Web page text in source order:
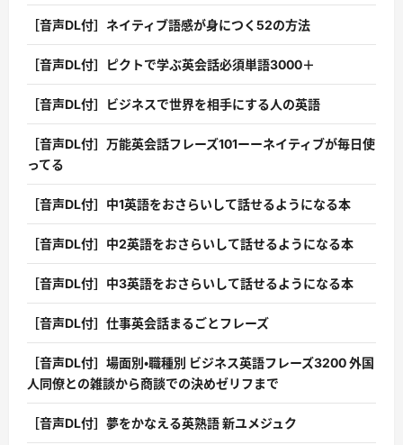
［音声DL付］ネイティブ語感が身につく52の方法
［音声DL付］ピクトで学ぶ英会話必須単語3000＋
［音声DL付］ビジネスで世界を相手にする人の英語
［音声DL付］万能英会話フレーズ101ーーネイティブが毎日使
ってる
［音声DL付］中1英語をおさらいして話せるようになる本
［音声DL付］中2英語をおさらいして話せるようになる本
［音声DL付］中3英語をおさらいして話せるようになる本
［音声DL付］仕事英会話まるごとフレーズ
［音声DL付］場面別・職種別 ビジネス英語フレーズ3200 外国
人同僚との雑談から商談での決めゼリフまで
［音声DL付］夢をかなえる英熟語 新ユメジュク